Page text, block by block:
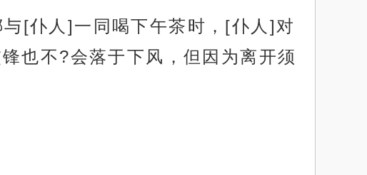
[仆人]一同喝下午茶时，[仆人]对
也不?会落于下风，但因为离开须